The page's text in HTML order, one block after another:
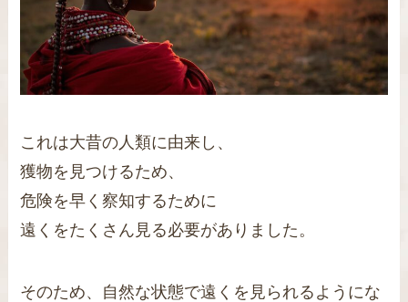
これは大昔の人類に由来し、
獲物を見つけるため、
危険を早く察知するために
遠くをたくさん見る必要がありました。
そのため、自然な状態で遠くを見られるようにな